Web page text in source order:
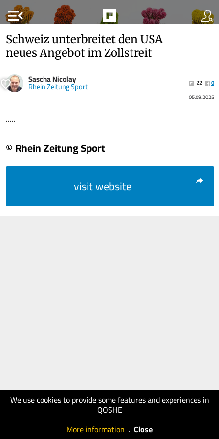
menu_open
We use cookies to provide some features and experiences in
QOSHE
More information . Close
Schweiz unterbreitet den USA
neues Angebot im Zollstreit
Sascha Nicolay
Rhein Zeitung Sport 22
0
05.09.2025
.....
© Rhein Zeitung Sport
visit website